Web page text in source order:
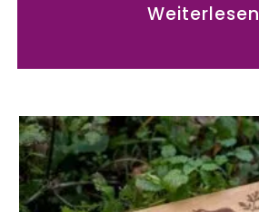
Weiterlesen